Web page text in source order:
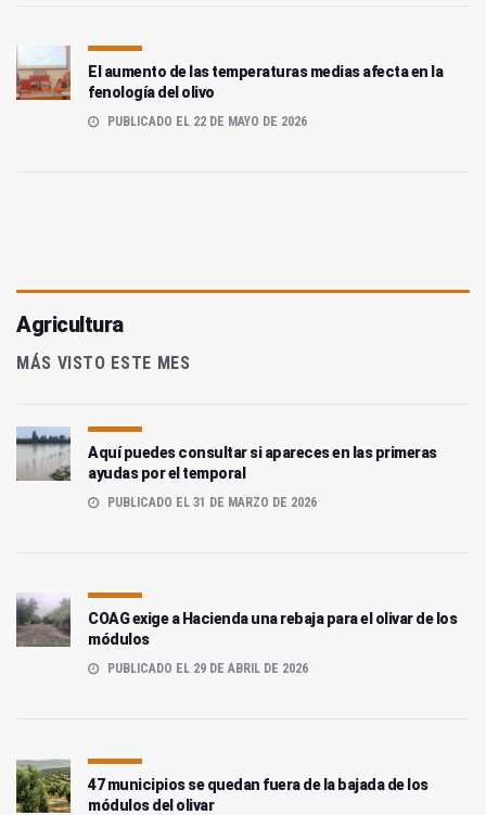
El aumento de las temperaturas medias afecta en la
fenología del olivo
PUBLICADO EL 22 DE MAYO DE 2026
Agricultura
MÁS VISTO ESTE MES
Aquí puedes consultar si apareces en las primeras
ayudas por el temporal
PUBLICADO EL 31 DE MARZO DE 2026
COAG exige a Hacienda una rebaja para el olivar de los
módulos
PUBLICADO EL 29 DE ABRIL DE 2026
47 municipios se quedan fuera de la bajada de los
módulos del olivar